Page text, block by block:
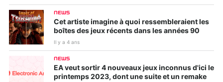
NEWS
Cet artiste imagine à quoi ressembleraient les
boîtes des jeux récents dans les années 90
Il y a 4 ans
NEWS
EA veut sortir 4 nouveaux jeux inconnus d'ici le
printemps 2023, dont une suite et un remake